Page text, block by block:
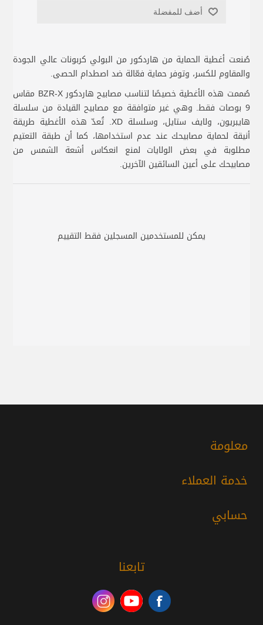
أضف للمفضلة
صُنعت أغطية الحماية من هاردكور من البولي كربونات عالي الجودة
والمقاوم للكسر، وتوفر حماية فعّالة ضد اصطدام الحصى.
صُممت هذه الأغطية خصيصًا لتناسب مصابيح هاردكور BZR-X مقاس
9 بوصات فقط. وهي غير متوافقة مع مصابيح القيادة من سلسلة
هايبريون، ولايف ستايل، وسلسلة XD. تُعدّ هذه الأغطية طريقة
أنيقة لحماية مصابيحك عند عدم استخدامها، كما أن طبقة التعتيم
مطلوبة في بعض الولايات لمنع انعكاس أشعة الشمس من
مصابيحك على أعين السائقين الآخرين.
يمكن للمستخدمين المسجلين فقط التقييم
معلومة
خدمة العملاء
حسابي
تابعنا